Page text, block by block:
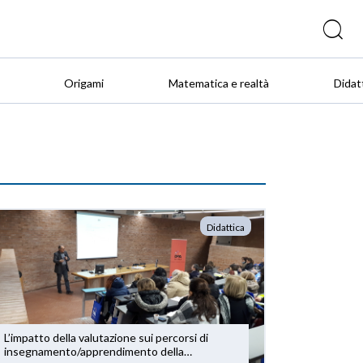
Origami Matematica e realtà
Didattica
L’impatto della valutazione sui percorsi di
insegnamento/apprendimento della